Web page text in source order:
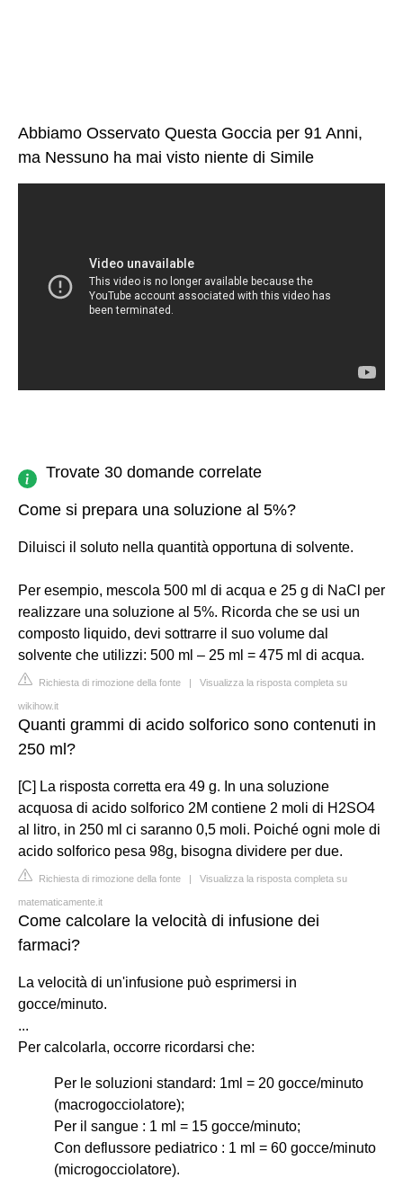
Abbiamo Osservato Questa Goccia per 91 Anni,
ma Nessuno ha mai visto niente di Simile
Trovate 30 domande correlate
Come si prepara una soluzione al 5%?
Diluisci il soluto nella quantità opportuna di solvente.
Per esempio, mescola 500 ml di acqua e 25 g di NaCl per
realizzare una soluzione al 5%. Ricorda che se usi un
composto liquido, devi sottrarre il suo volume dal
solvente che utilizzi: 500 ml – 25 ml = 475 ml di acqua.
Richiesta di rimozione della fonte | Visualizza la risposta completa su
wikihow.it
Quanti grammi di acido solforico sono contenuti in
250 ml?
[C] La risposta corretta era 49 g. In una soluzione
acquosa di acido solforico 2M contiene 2 moli di H2SO4
al litro, in 250 ml ci saranno 0,5 moli. Poiché ogni mole di
acido solforico pesa 98g, bisogna dividere per due.
Richiesta di rimozione della fonte | Visualizza la risposta completa su
matematicamente.it
Come calcolare la velocità di infusione dei
farmaci?
La velocità di un'infusione può esprimersi in
gocce/minuto.
...
Per calcolarla, occorre ricordarsi che:
Per le soluzioni standard: 1ml = 20 gocce/minuto
(macrogocciolatore);
Per il sangue : 1 ml = 15 gocce/minuto;
Con deflussore pediatrico : 1 ml = 60 gocce/minuto
(microgocciolatore).